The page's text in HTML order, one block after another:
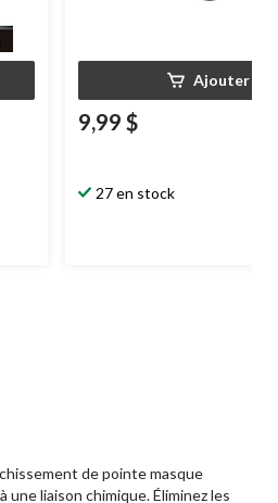
Ajouter
9,99 $
27 en stock
de pointe masque
liaison chimique. Éliminez les